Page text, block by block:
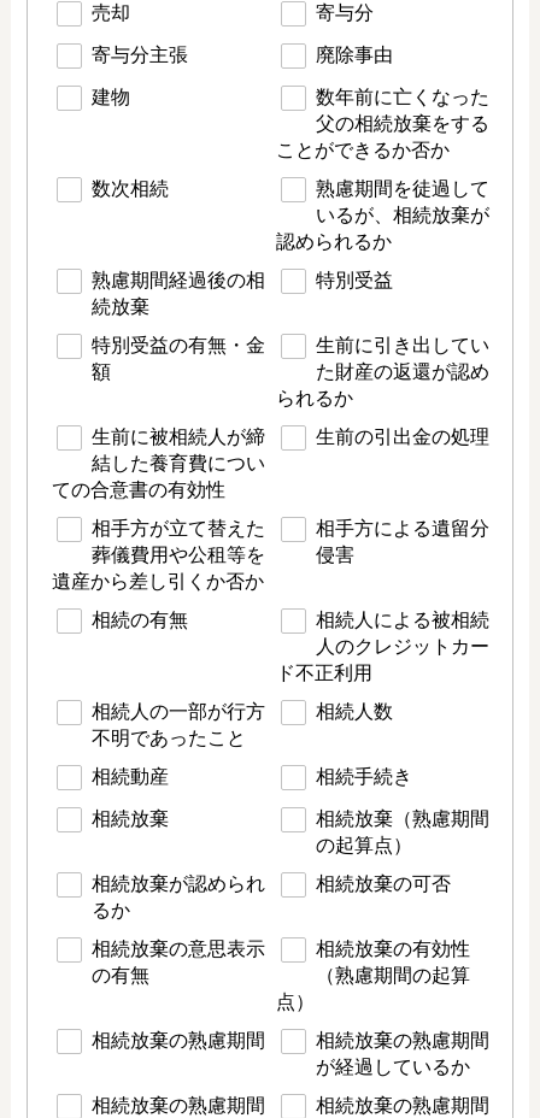
売却
寄与分
寄与分主張 廃除事由
建物
数年前に亡くなった
父の相続放棄をする
ことができるか否か
数次相続
熟慮期間を徒過して
いるが、相続放棄が
認められるか
熟慮期間経過後の相
続放棄
特別受益
特別受益の有無・金
額
生前に引き出してい
た財産の返還が認め
られるか
生前に被相続人が締
結した養育費につい
ての合意書の有効性
生前の引出金の処理
相手方が立て替えた
葬儀費用や公租等を
遺産から差し引くか否か
相手方による遺留分
侵害
相続の有無
相続人による被相続
人のクレジットカー
ド不正利用
相続人の一部が行方
不明であったこと
相続人数
相続動産 相続手続き
相続放棄
相続放棄（熟慮期間
の起算点）
相続放棄が認められ
るか
相続放棄の可否
相続放棄の意思表示
の有無
相続放棄の有効性
（熟慮期間の起算
点）
相続放棄の熟慮期間
相続放棄の熟慮期間
が経過しているか
相続放棄の熟慮期間
相続放棄の熟慮期間